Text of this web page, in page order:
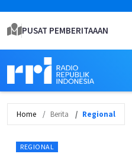
PUSAT PEMBERITAAAN
Home Berita Regional
REGIONAL